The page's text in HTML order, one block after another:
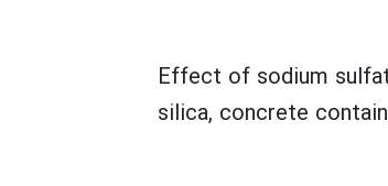
Effect of sodium
silica, concrete